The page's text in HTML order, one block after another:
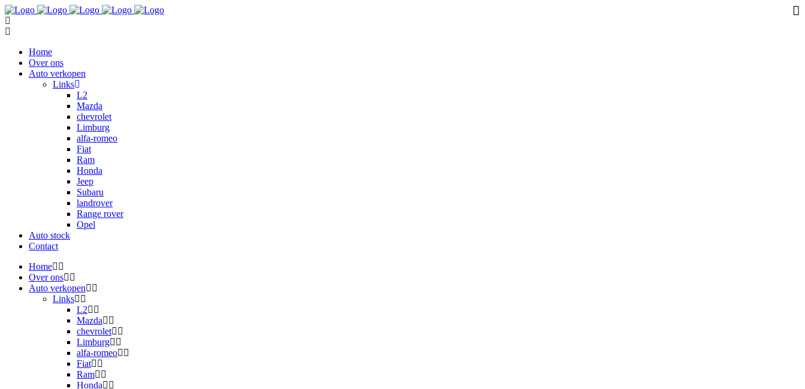
Home
Over ons
Auto verkopen
Links
L2
Mazda
chevrolet
Limburg
alfa-romeo
Fiat
Ram
Honda
Jeep
Subaru
landrover
Range rover
Opel
Auto stock
Contact
Home
Over ons
Auto verkopen
Links
L2
Mazda
chevrolet
Limburg
alfa-romeo
Fiat
Ram
Honda